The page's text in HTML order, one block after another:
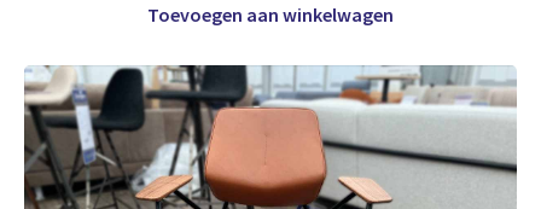
Toevoegen aan winkelwagen